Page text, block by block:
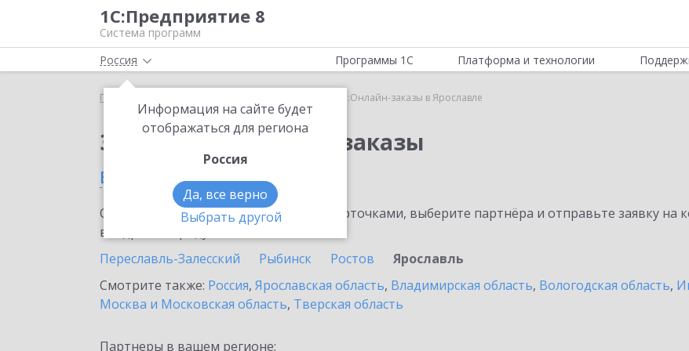
1С:Предприятие 8
Система программ
Россия
Информация на сайте будет
отображаться для региона
Россия
Да, все верно
Выбрать другой
Программы 1С Платформа и технологии
Главная 1С:Онлайн-заказы в Ярославле
Заказать 1С:Онлайн-заказы
в Ярославле
Ознакомьтесь с информационными карточками, выберите партнёра и отправьте заявку на
внедрение продукта.
Переславль-Залесский
Рыбинск Ростов
Ярославль
Смотрите также: Россия, Ярославская область, Владимирская область, Вологодская область,
Москва и Московская область, Тверская область
Партнеры в вашем регионе: